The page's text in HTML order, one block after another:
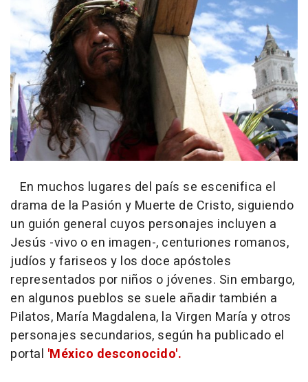
En muchos lugares del país se escenifica el
drama de la Pasión y Muerte de Cristo, siguiendo
un guión general cuyos personajes incluyen a
Jesús -vivo o en imagen-, centuriones romanos,
judíos y fariseos y los doce apóstoles
representados por niños o jóvenes. Sin embargo,
en algunos pueblos se suele añadir también a
Pilatos, María Magdalena, la Virgen María y otros
personajes secundarios, según ha publicado el
portal 'México desconocido'.